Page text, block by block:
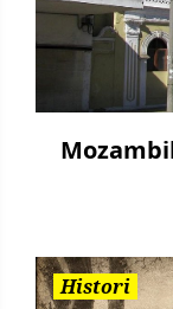
Histori